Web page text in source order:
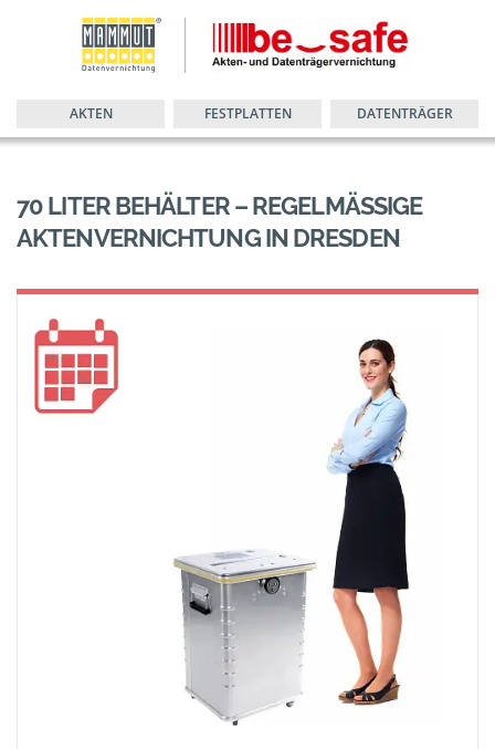
AKTEN FESTPLATTEN DATENTRÄGER
70 LITER BEHÄLTER – REGELMÄSSIGE A
KTENVERNICHTUNG IN DRESDEN